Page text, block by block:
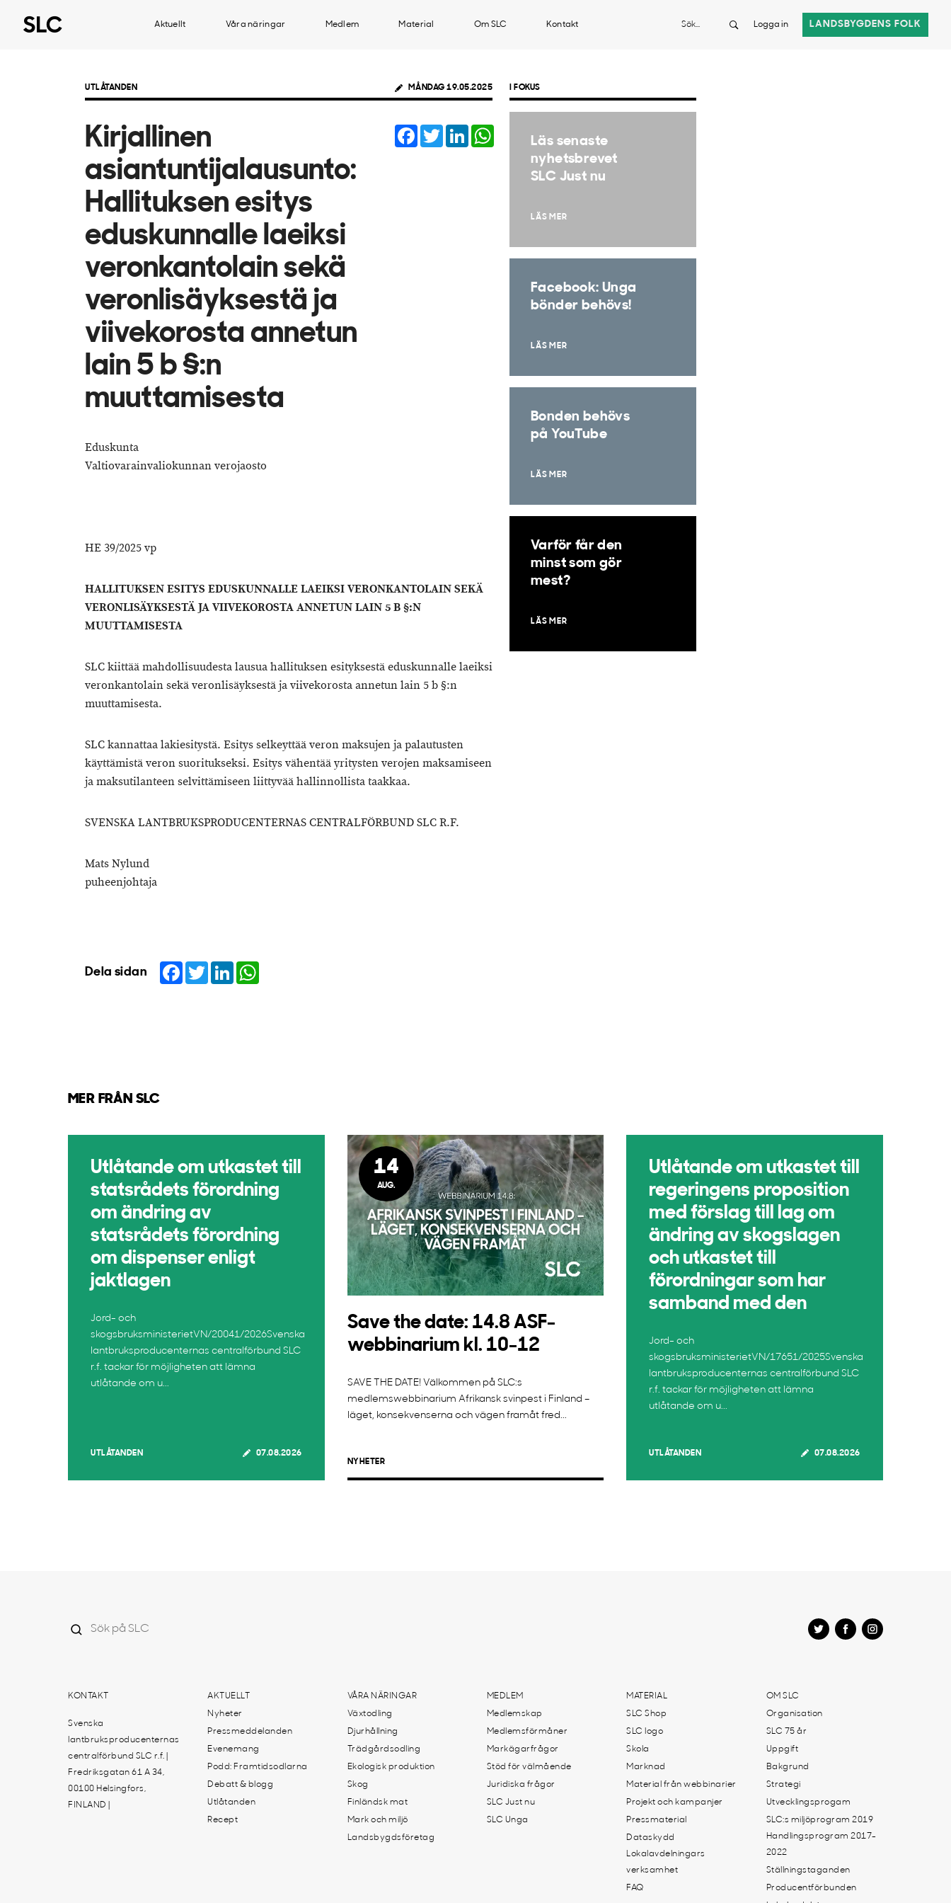
Aktuellt Våra näringar Medlem Material Om SLC Kontakt Sök Logga in LANDSBYGDENS FOLK
UTLÅTANDEN MÅNDAG 19.05.2025
Kirjallinen
asiantuntijalausunto:
Hallituksen esitys
eduskunnalle laeiksi
veronkantolain sekä
veronlisäyksestä ja
viivekorosta annetun
lain 5 b §:n
muuttamisesta
Facebook
TwitterLinkedIn
Eduskunta
Valtiovarainvaliokunnan verojaosto
HE 39/2025 vp
HALLITUKSEN ESITYS EDUSKUNNALLE LAEIKSI VERONKANTOLAIN SEKÄ
VERONLISÄYKSESTÄ JA VIIVEKOROSTA ANNETUN LAIN 5 B §:N
MUUTTAMISESTA
SLC kiittää mahdollisuudesta lausua hallituksen esityksestä eduskunnalle laeiksi
veronkantolain sekä veronlisäyksestä ja viivekorosta annetun lain 5 b §:n
muuttamisesta.
SLC kannattaa lakiesitystä. Esitys selkeyttää veron maksujen ja palautusten
käyttämistä veron suoritukseksi. Esitys vähentää yritysten verojen maksamiseen
ja maksutilanteen selvittämiseen liittyvää hallinnollista taakkaa.
SVENSKA LANTBRUKSPRODUCENTERNAS CENTRALFÖRBUND SLC R.F.
Mats Nylund
puheenjohtaja
Dela sidan Facebook
TwitterLinkedIn
I FOKUS
Läs senaste
nyhetsbrevet
SLC Just nu
LÄS MER
Facebook: Unga
bönder behövs!
LÄS MER
Bonden behövs
på YouTube
LÄS MER
Varför får den
minst som gör
mest?
LÄS MER
MER FRÅN SLC
Utlåtande om utkastet till
statsrådets förordning
om ändring av
statsrådets förordning
om dispenser enligt
jaktlagen
Jord- och
skogsbruksministerietVN/20041/2026Svenska
lantbruksproducenternas centralförbund SLC
r.f. tackar för möjligheten att lämna
utlåtande om u...
UTLÅTANDEN 07.08.2026
14
AUG.
Save the date: 14.8 ASF-
webbinarium kl. 10-12
SAVE THE DATE! Välkommen på SLC:s
medlemswebbinarium Afrikansk svinpest i Finland –
läget, konsekvenserna och vägen framåt fred...
NYHETER
Utlåtande om utkastet till
regeringens proposition
med förslag till lag om
ändring av skogslagen
och utkastet till
förordningar som har
samband med den
Jord- och
skogsbruksministerietVN/17651/2025Svenska
lantbruksproducenternas centralförbund SLC
r.f. tackar för möjligheten att lämna
utlåtande om u...
UTLÅTANDEN 07.08.2026
KONTAKT
Svenska
lantbruksproducenternas
centralförbund SLC r.f. |
Fredriksgatan 61 A 34,
00100 Helsingfors,
FINLAND |
AKTUELLT
Nyheter
Pressmeddelanden
Evenemang
Podd: Framtidsodlarna
Debatt & blogg
Utlåtanden
Recept
VÅRA NÄRINGAR
Växtodling
Djurhållning
Trädgårdsodling
Ekologisk produktion
Skog
Finländsk mat
Mark och miljö
Landsbygdsföretag
MEDLEM
Medlemskap
Medlemsförmåner
Markägarfrågor
Stöd för välmående
Juridiska frågor
SLC Just nu
SLC Unga
MATERIAL
SLC Shop
SLC logo
Skola
Marknad
Material från webbinarier
Projekt och kampanjer
Pressmaterial
Dataskydd
Lokalavdelningars
verksamhet
FAQ
OM SLC
Organisation
SLC 75 år
Uppgift
Bakgrund
Strategi
Utvecklingsprogam
SLC:s miljöprogram 2019
Handlingsprogram 2017-
2022
Ställningstaganden
Producentförbunden